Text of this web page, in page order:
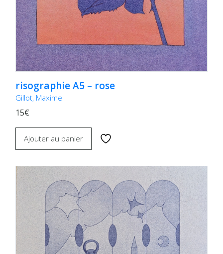
risographie A5 – rose
Gillot, Maxime
15€
Ajouter au panier